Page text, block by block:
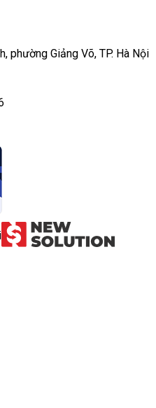
phường Giảng Võ, TP. Hà Nội